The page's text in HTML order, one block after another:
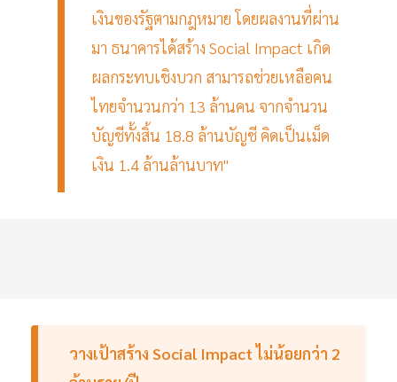
เงินของรัฐตามกฎหมาย โดยผลงานที่ผ่าน
มา ธนาคารได้สร้าง Social Impact เกิด
ผลกระทบเชิงบวก สามารถช่วยเหลือคน
ไทยจำนวนกว่า 13 ล้านคน จากจำนวน
บัญชีทั้งสิ้น 18.8 ล้านบัญชี คิดเป็นเม็ด
เงิน 1.4 ล้านล้านบาท"
วางเป้าสร้าง Social Impact ไม่น้อยกว่า 2